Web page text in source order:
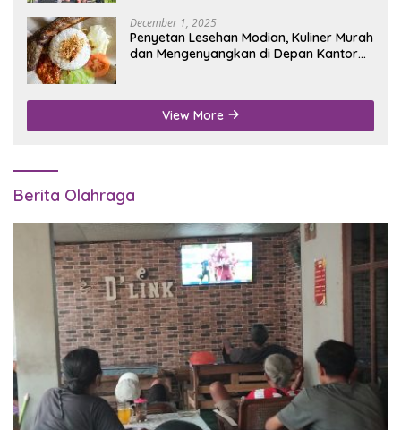
December 1, 2025
Penyetan Lesehan Modian, Kuliner Murah
dan Mengenyangkan di Depan Kantor
View More
Berita Olahraga